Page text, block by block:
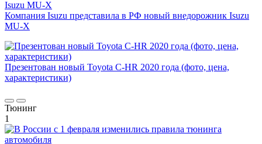
Компания Isuzu представила в РФ новый внедорожник Isuzu
MU-X
Презентован новый Toyota C-HR 2020 года (фото, цена,
характеристики)
Тюнинг
1